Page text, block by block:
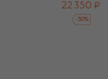
22 350 ₽
-30%